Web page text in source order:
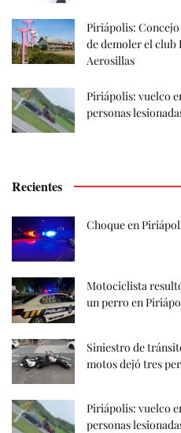
Piriápolis:
de demoler el club
Aerosillas
Piriápolis: vuelco
personas
Recientes
Choque en
Motociclista
un perro en
Siniestro de
motos dejó tres
Piriápolis: vuelco
personas